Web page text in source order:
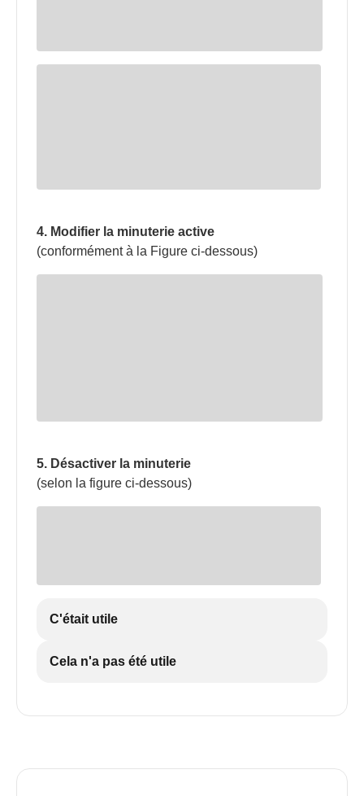
4. Modifier la minuterie active
(conformément à la Figure ci-dessous)
5. Désactiver la minuterie
(selon la figure ci-dessous)
C'était utile
Cela n'a pas été utile